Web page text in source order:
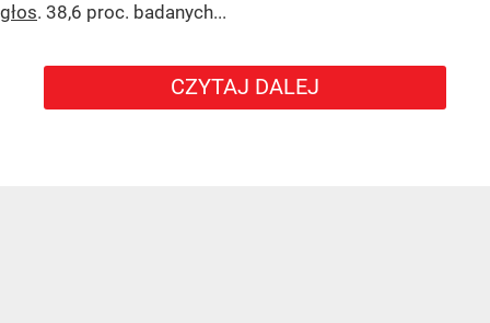
głos. 38,6 proc. badanych...
CZYTAJ DALEJ